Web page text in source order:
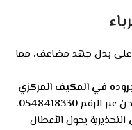
على بذل جهد مضاعف، مما
في المكيف المركزي
عبر الرقم0548418330
.
التحذيرية يحول الأعطال